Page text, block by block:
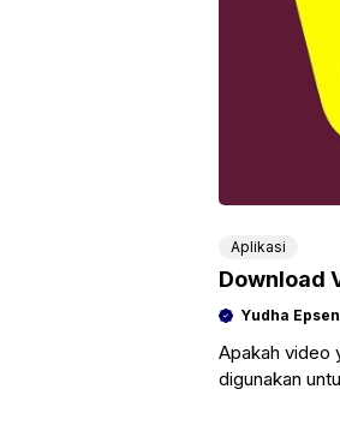
Aplikasi
Download
Yudha Epsen
Apakah video
digunakan